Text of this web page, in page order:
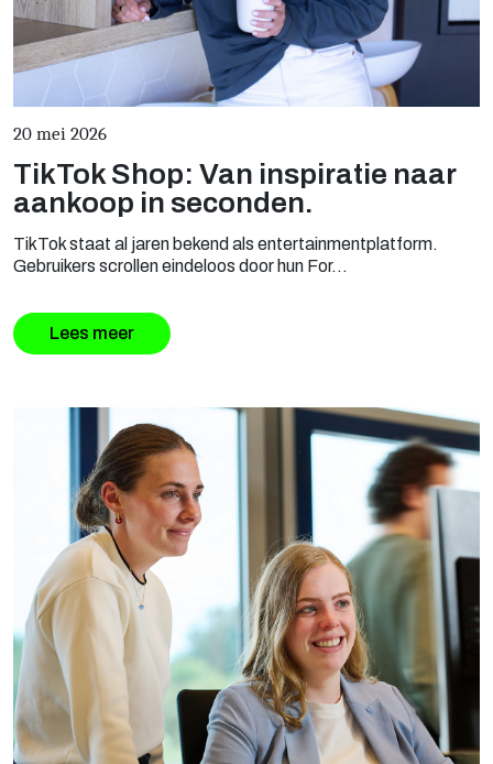
20 mei 2026
TikTok Shop: Van inspiratie naar
aankoop in seconden.
TikTok staat al jaren bekend als entertainmentplatform.
Gebruikers scrollen eindeloos door hun For...
Lees meer